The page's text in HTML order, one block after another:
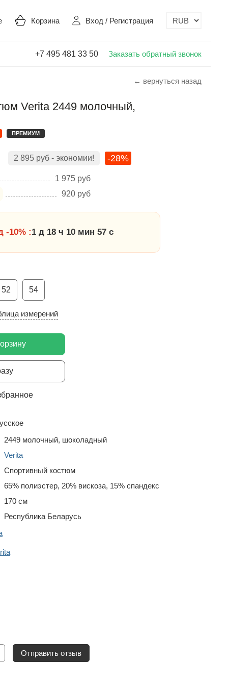
Корзина Вход / Регистрация
+7 495 481 33 50 Заказать обратный звонок
← вернуться назад
Verita 2449 молочный,
ПРЕМИУМ
2 895 руб - экономии! -28%
1 975 руб
920 руб
-10% :1 д 18 ч 10 мин 56 с
52 54
измерений
2449 молочный, шоколадный
Verita
Спортивный костюм
65% полиэстер, 20% вискоза, 15% спандекс
170 см
Республика Беларусь
Отправить отзыв